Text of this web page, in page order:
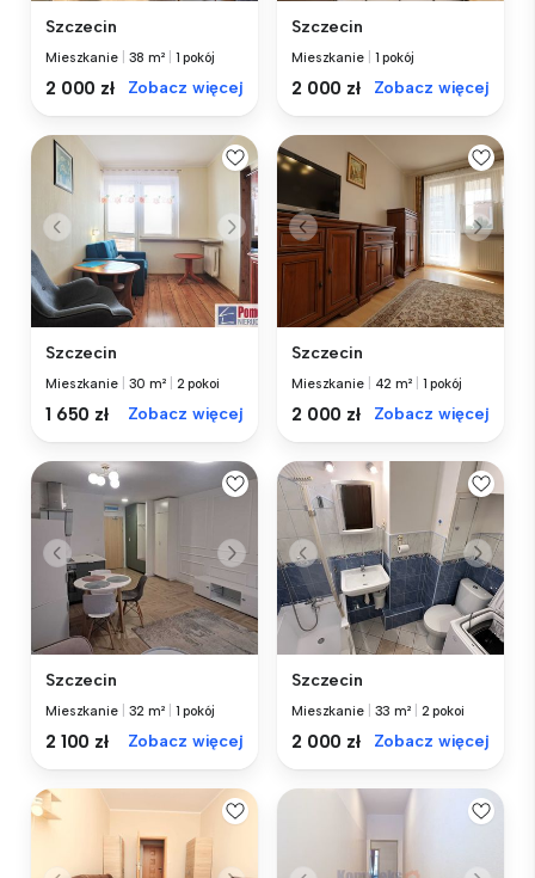
Szczecin
Mieszkanie 38 m² 1 pokój
2 000 zł Zobacz więcej
Szczecin
Mieszkanie 1 pokój
2 000 zł Zobacz więcej
Szczecin
Mieszkanie 30 m² 2 pokoi
1 650 zł Zobacz więcej
Szczecin
Mieszkanie 42 m² 1 pokój
2 000 zł Zobacz więcej
Szczecin
Mieszkanie 32 m² 1 pokój
2 100 zł Zobacz więcej
Szczecin
Mieszkanie 33 m² 2 pokoi
2 000 zł Zobacz więcej